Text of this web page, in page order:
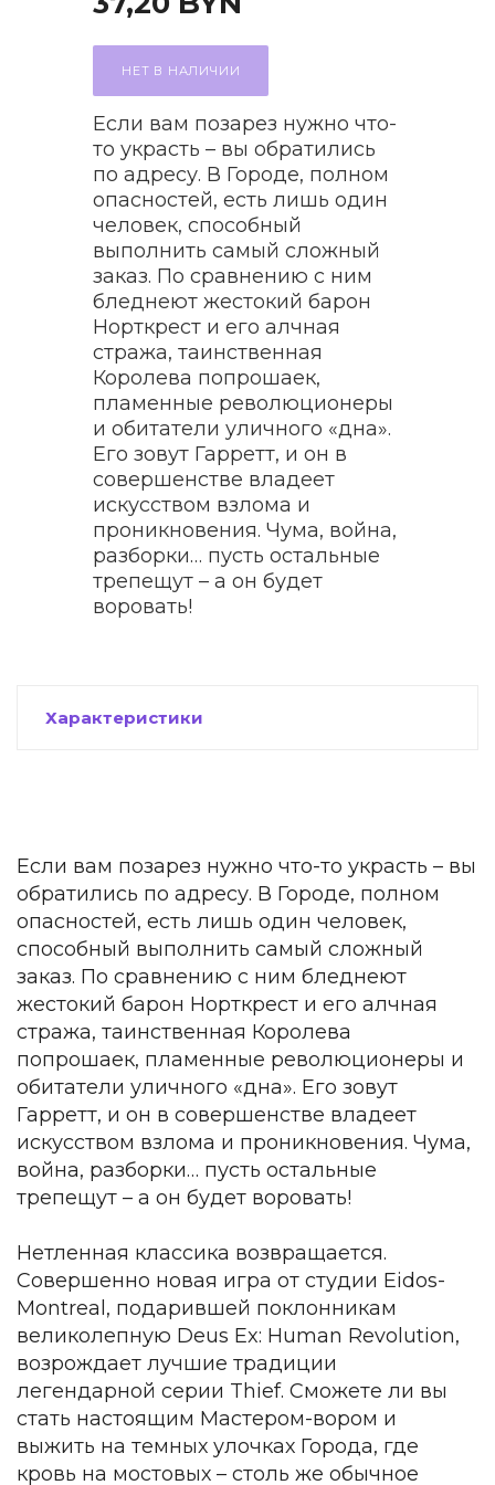
НЕТ В НАЛИЧИИ
Если вам позарез нужно что-
то украсть – вы обратились
по адресу. В Городе, полном
опасностей, есть лишь один
человек, способный
выполнить самый сложный
заказ. По сравнению с ним
бледнеют жестокий барон
Норткрест и его алчная
стража, таинственная
Королева попрошаек,
пламенные революционеры
и обитатели уличного «дна».
Его зовут Гарретт, и он в
совершенстве владеет
искусством взлома и
проникновения. Чума, война,
разборки… пусть остальные
трепещут – а он будет
воровать!
Характеристики
Если вам позарез нужно что-то украсть – вы
обратились по адресу. В Городе, полном
опасностей, есть лишь один человек,
способный выполнить самый сложный
заказ. По сравнению с ним бледнеют
жестокий барон Норткрест и его алчная
стража, таинственная Королева
попрошаек, пламенные революционеры и
обитатели уличного «дна». Его зовут
Гарретт, и он в совершенстве владеет
искусством взлома и проникновения. Чума,
война, разборки… пусть остальные
трепещут – а он будет воровать!
Нетленная классика возвращается.
Совершенно новая игра от студии Eidos-
Montreal, подарившей поклонникам
великолепную Deus Ex: Human Revolution,
возрождает лучшие традиции
легендарной серии Thief. Сможете ли вы
стать настоящим Мастером-вором и
выжить на темных улочках Города, где
кровь на мостовых – столь же обычное